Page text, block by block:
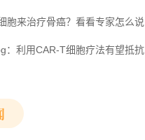
胞来治疗骨癌？看看专家怎么说
：利用CAR-T细胞疗法有望抵抗